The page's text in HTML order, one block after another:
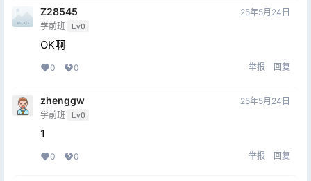
Z28545
学前班 Lv0
25年5月24日
OK啊
0 0 举报 回复
zhenggw
学前班 Lv0
25年5月24日
1
0 0 举报 回复